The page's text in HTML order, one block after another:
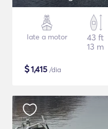
Iate a motor
43 ft
13 m
$1,415 /dia